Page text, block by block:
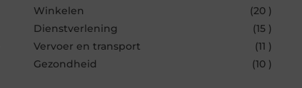
Winkelen
(20 )
Dienstverlening
(15 )
Vervoer en transport
(11 )
Gezondheid
(10 )